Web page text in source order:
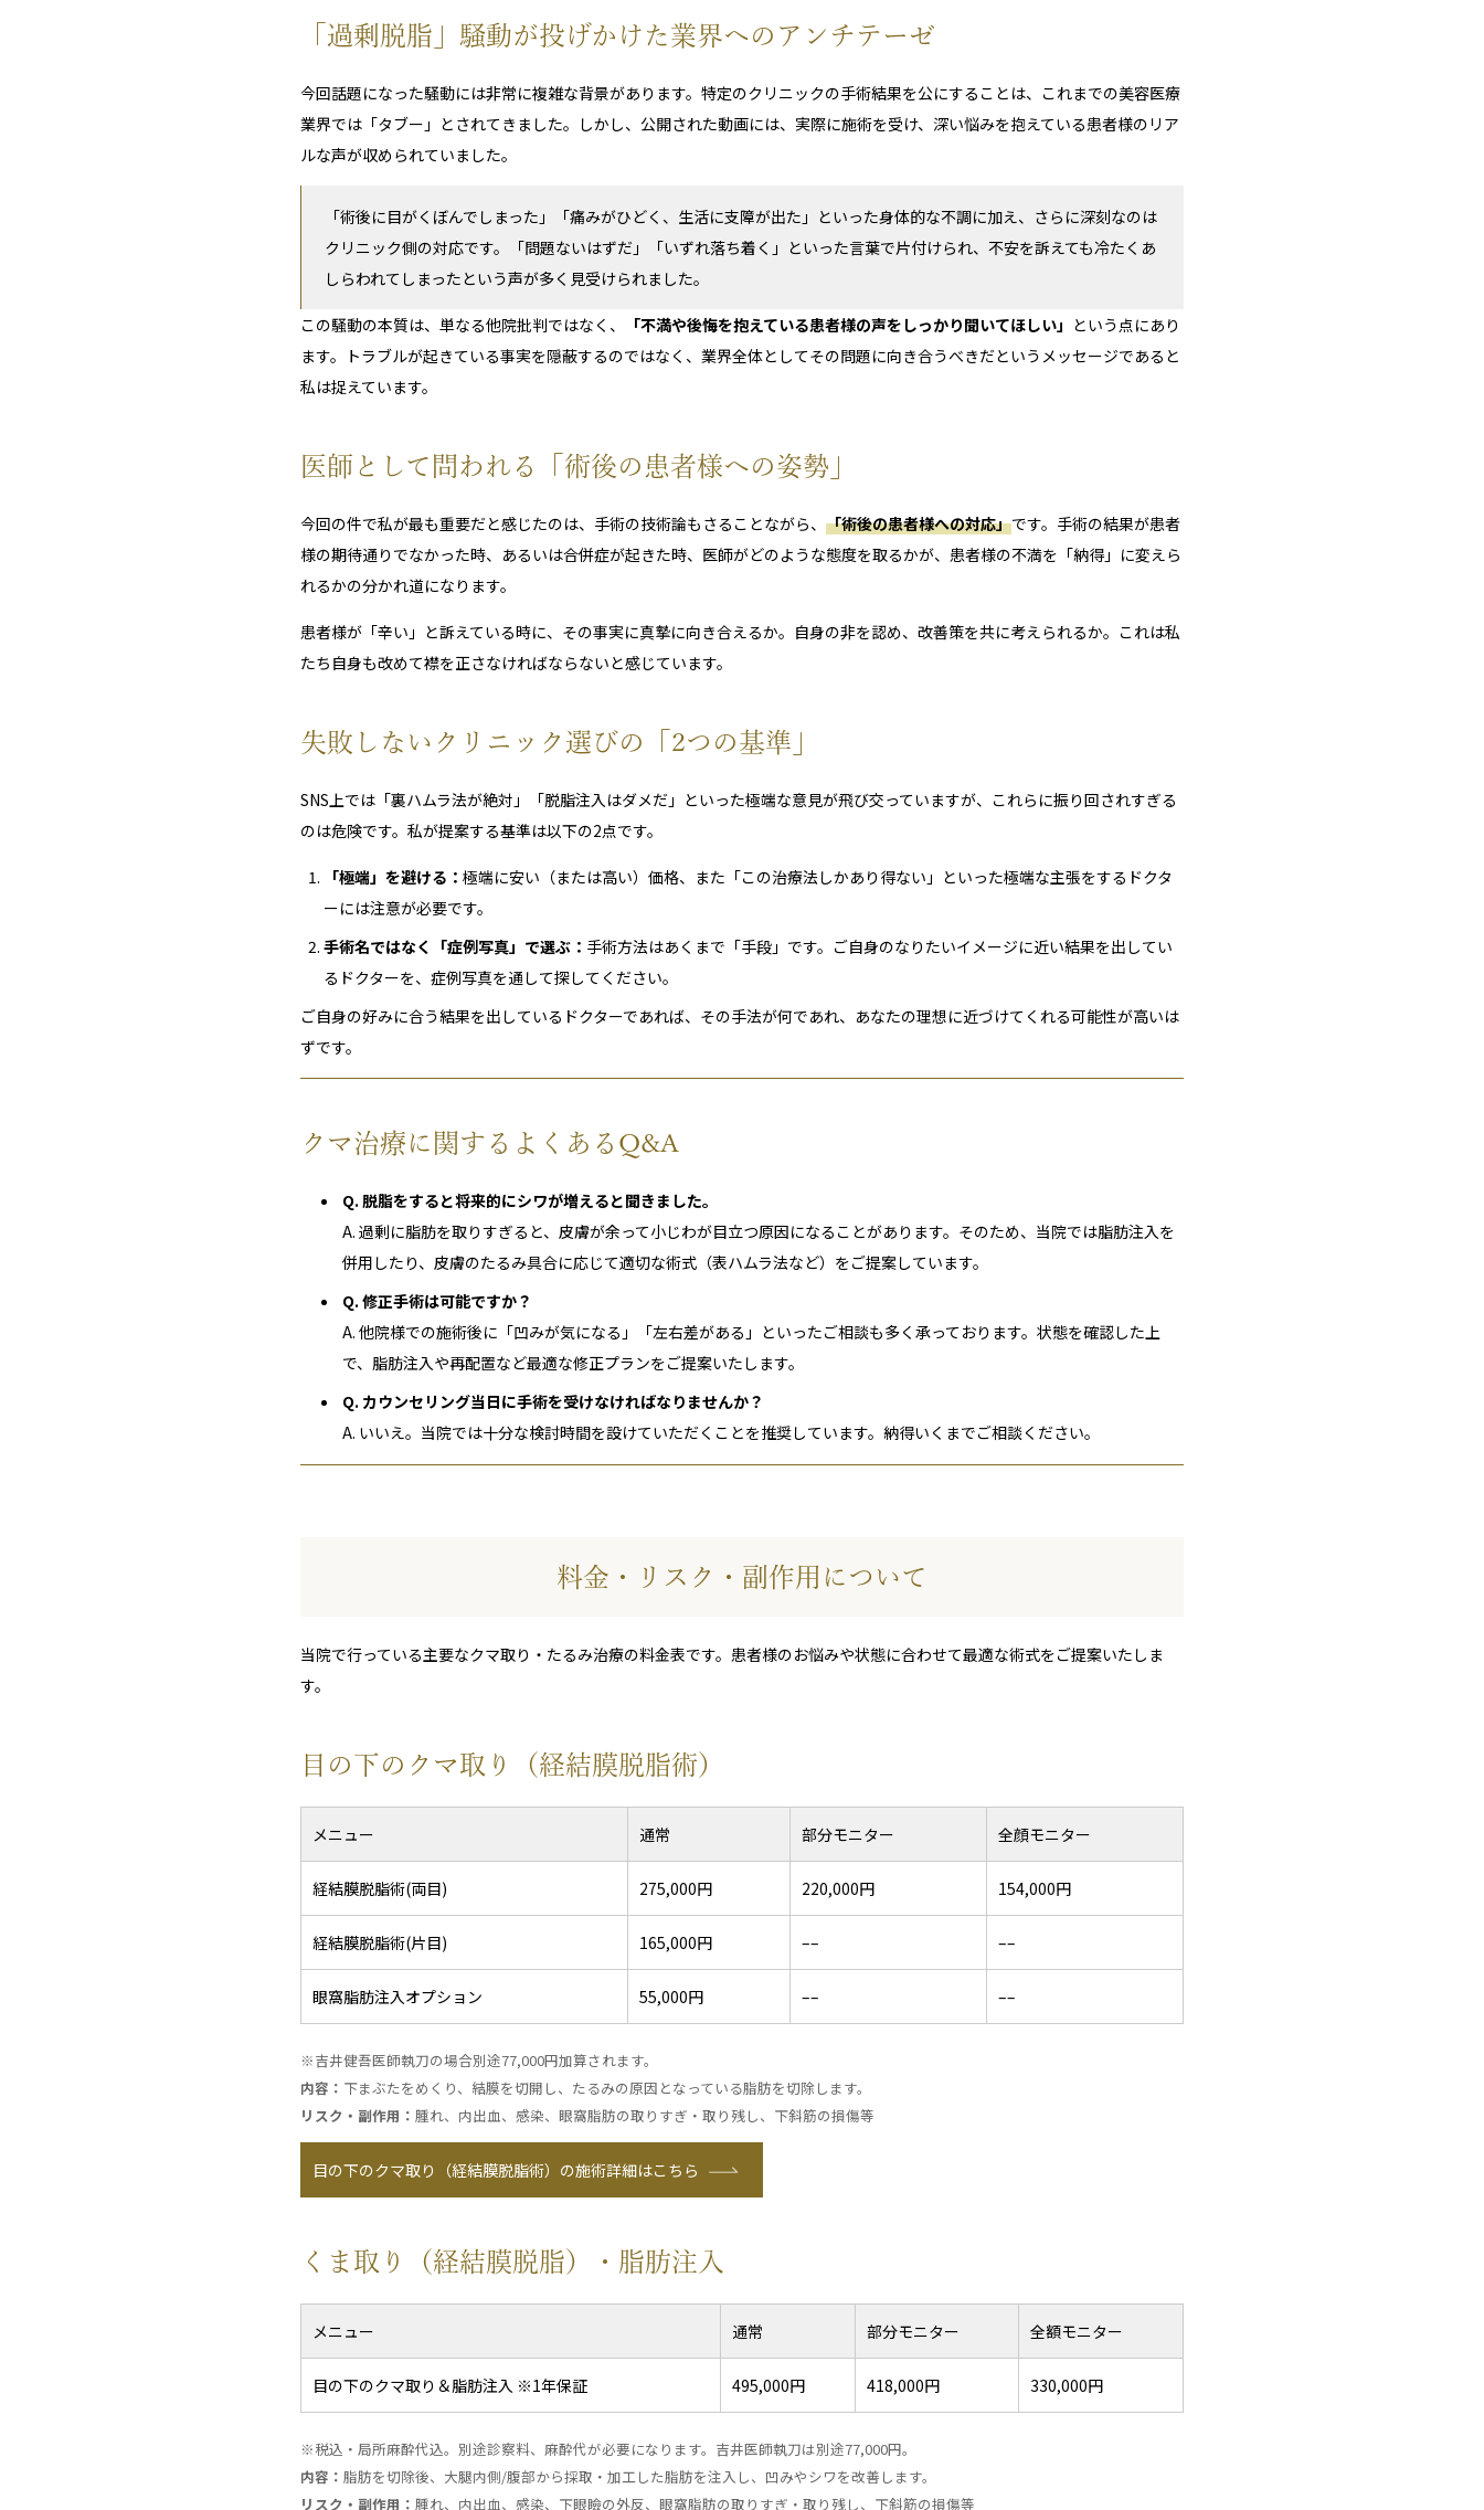
「過剰脱脂」騒動が投げかけた業界へのアンチテーゼ
今回話題になった騒動には非常に複雑な背景があります。特定のクリニックの手術結果を公にすることは、これまでの美容医療
業界では「タブー」とされてきました。しかし、公開された動画には、実際に施術を受け、深い悩みを抱えている患者様のリア
ルな声が収められていました。
「術後に目がくぼんでしまった」「痛みがひどく、生活に支障が出た」といった身体的な不調に加え、さらに深刻なのは
クリニック側の対応です。「問題ないはずだ」「いずれ落ち着く」といった言葉で片付けられ、不安を訴えても冷たくあ
しらわれてしまったという声が多く見受けられました。
この騒動の本質は、単なる他院批判ではなく、 「不満や後悔を抱えている患者様の声をしっかり聞いてほしい」 という点にあり
ます。トラブルが起きている事実を隠蔽するのではなく、業界全体としてその問題に向き合うべきだというメッセージであると
私は捉えています。
医師として問われる「術後の患者様への姿勢」
今回の件で私が最も重要だと感じたのは、手術の技術論もさることながら、 「術後の患者様への対応」です。手術の結果が患者
様の期待通りでなかった時、あるいは合併症が起きた時、医師がどのような態度を取るかが、患者様の不満を「納得」に変えら
れるかの分かれ道になります。
患者様が「辛い」と訴えている時に、その事実に真摯に向き合えるか。自身の非を認め、改善策を共に考えられるか。これは私
たち自身も改めて襟を正さなければならないと感じています。
失敗しないクリニック選びの「2つの基準」
SNS上では「裏ハムラ法が絶対」「脱脂注入はダメだ」といった極端な意見が飛び交っていますが、これらに振り回されすぎる
のは危険です。私が提案する基準は以下の2点です。
「極端」を避ける： 極端に安い（または高い）価格、また「この治療法しかあり得ない」といった極端な主張をするドクタ
ーには注意が必要です。
手術名ではなく「症例写真」で選ぶ： 手術方法はあくまで「手段」です。ご自身のなりたいイメージに近い結果を出してい
るドクターを、症例写真を通して探してください。
ご自身の好みに合う結果を出しているドクターであれば、その手法が何であれ、あなたの理想に近づけてくれる可能性が高いは
ずです。
クマ治療に関するよくあるQ&A
Q. 脱脂をすると将来的にシワが増えると聞きました。
A. 過剰に脂肪を取りすぎると、皮膚が余って小じわが目立つ原因になることがあります。そのため、当院では脂肪注入を
併用したり、皮膚のたるみ具合に応じて適切な術式（表ハムラ法など）をご提案しています。
Q. 修正手術は可能ですか？
A. 他院様での施術後に「凹みが気になる」「左右差がある」といったご相談も多く承っております。状態を確認した上
で、脂肪注入や再配置など最適な修正プランをご提案いたします。
Q. カウンセリング当日に手術を受けなければなりませんか？
A. いいえ。当院では十分な検討時間を設けていただくことを推奨しています。納得いくまでご相談ください。
料金・リスク・副作用について
当院で行っている主要なクマ取り・たるみ治療の料金表です。患者様のお悩みや状態に合わせて最適な術式をご提案いたしま
す。
目の下のクマ取り（経結膜脱脂術）
メニュー 通常 部分モニター 全顔モニター
経結膜脱脂術(両目) 275,000円 220,000円 154,000円
経結膜脱脂術(片目) 165,000円 –– ––
眼窩脂肪注入オプション 55,000円 –– ––
※吉井健吾医師執刀の場合別途77,000円加算されます。
内容： 下まぶたをめくり、結膜を切開し、たるみの原因となっている脂肪を切除します。
リスク・副作用： 腫れ、内出血、感染、眼窩脂肪の取りすぎ・取り残し、下斜筋の損傷等
目の下のクマ取り（経結膜脱脂術）の施術詳細はこちら
くま取り（経結膜脱脂）・脂肪注入
メニュー 通常 部分モニター 全額モニター
目の下のクマ取り＆脂肪注入 ※1年保証 495,000円 418,000円 330,000円
※税込・局所麻酔代込。別途診察料、麻酔代が必要になります。吉井医師執刀は別途77,000円。
内容： 脂肪を切除後、大腿内側/腹部から採取・加工した脂肪を注入し、凹みやシワを改善します。
リスク・副作用： 腫れ、内出血、感染、下眼瞼の外反、眼窩脂肪の取りすぎ・取り残し、下斜筋の損傷等